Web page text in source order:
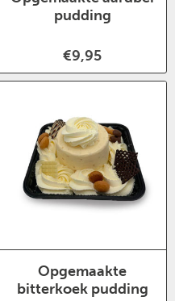
pudding
€9,95
Opgemaakte
bitterkoek pudding